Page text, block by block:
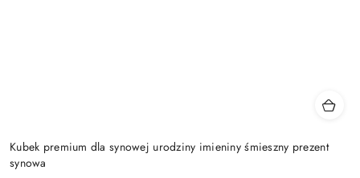
Kubek premium dla synowej urodziny imieniny śmieszny prezent
synowa